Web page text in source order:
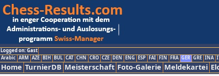
Logged on: Gast
Arabic ARM AZE BIH BUL CAT CHN CRO CZE DEN ENG ESP FAI FIN FRA GER GRE INA
Home TurnierDB Meisterschaft Foto-Galerie Meldekartei